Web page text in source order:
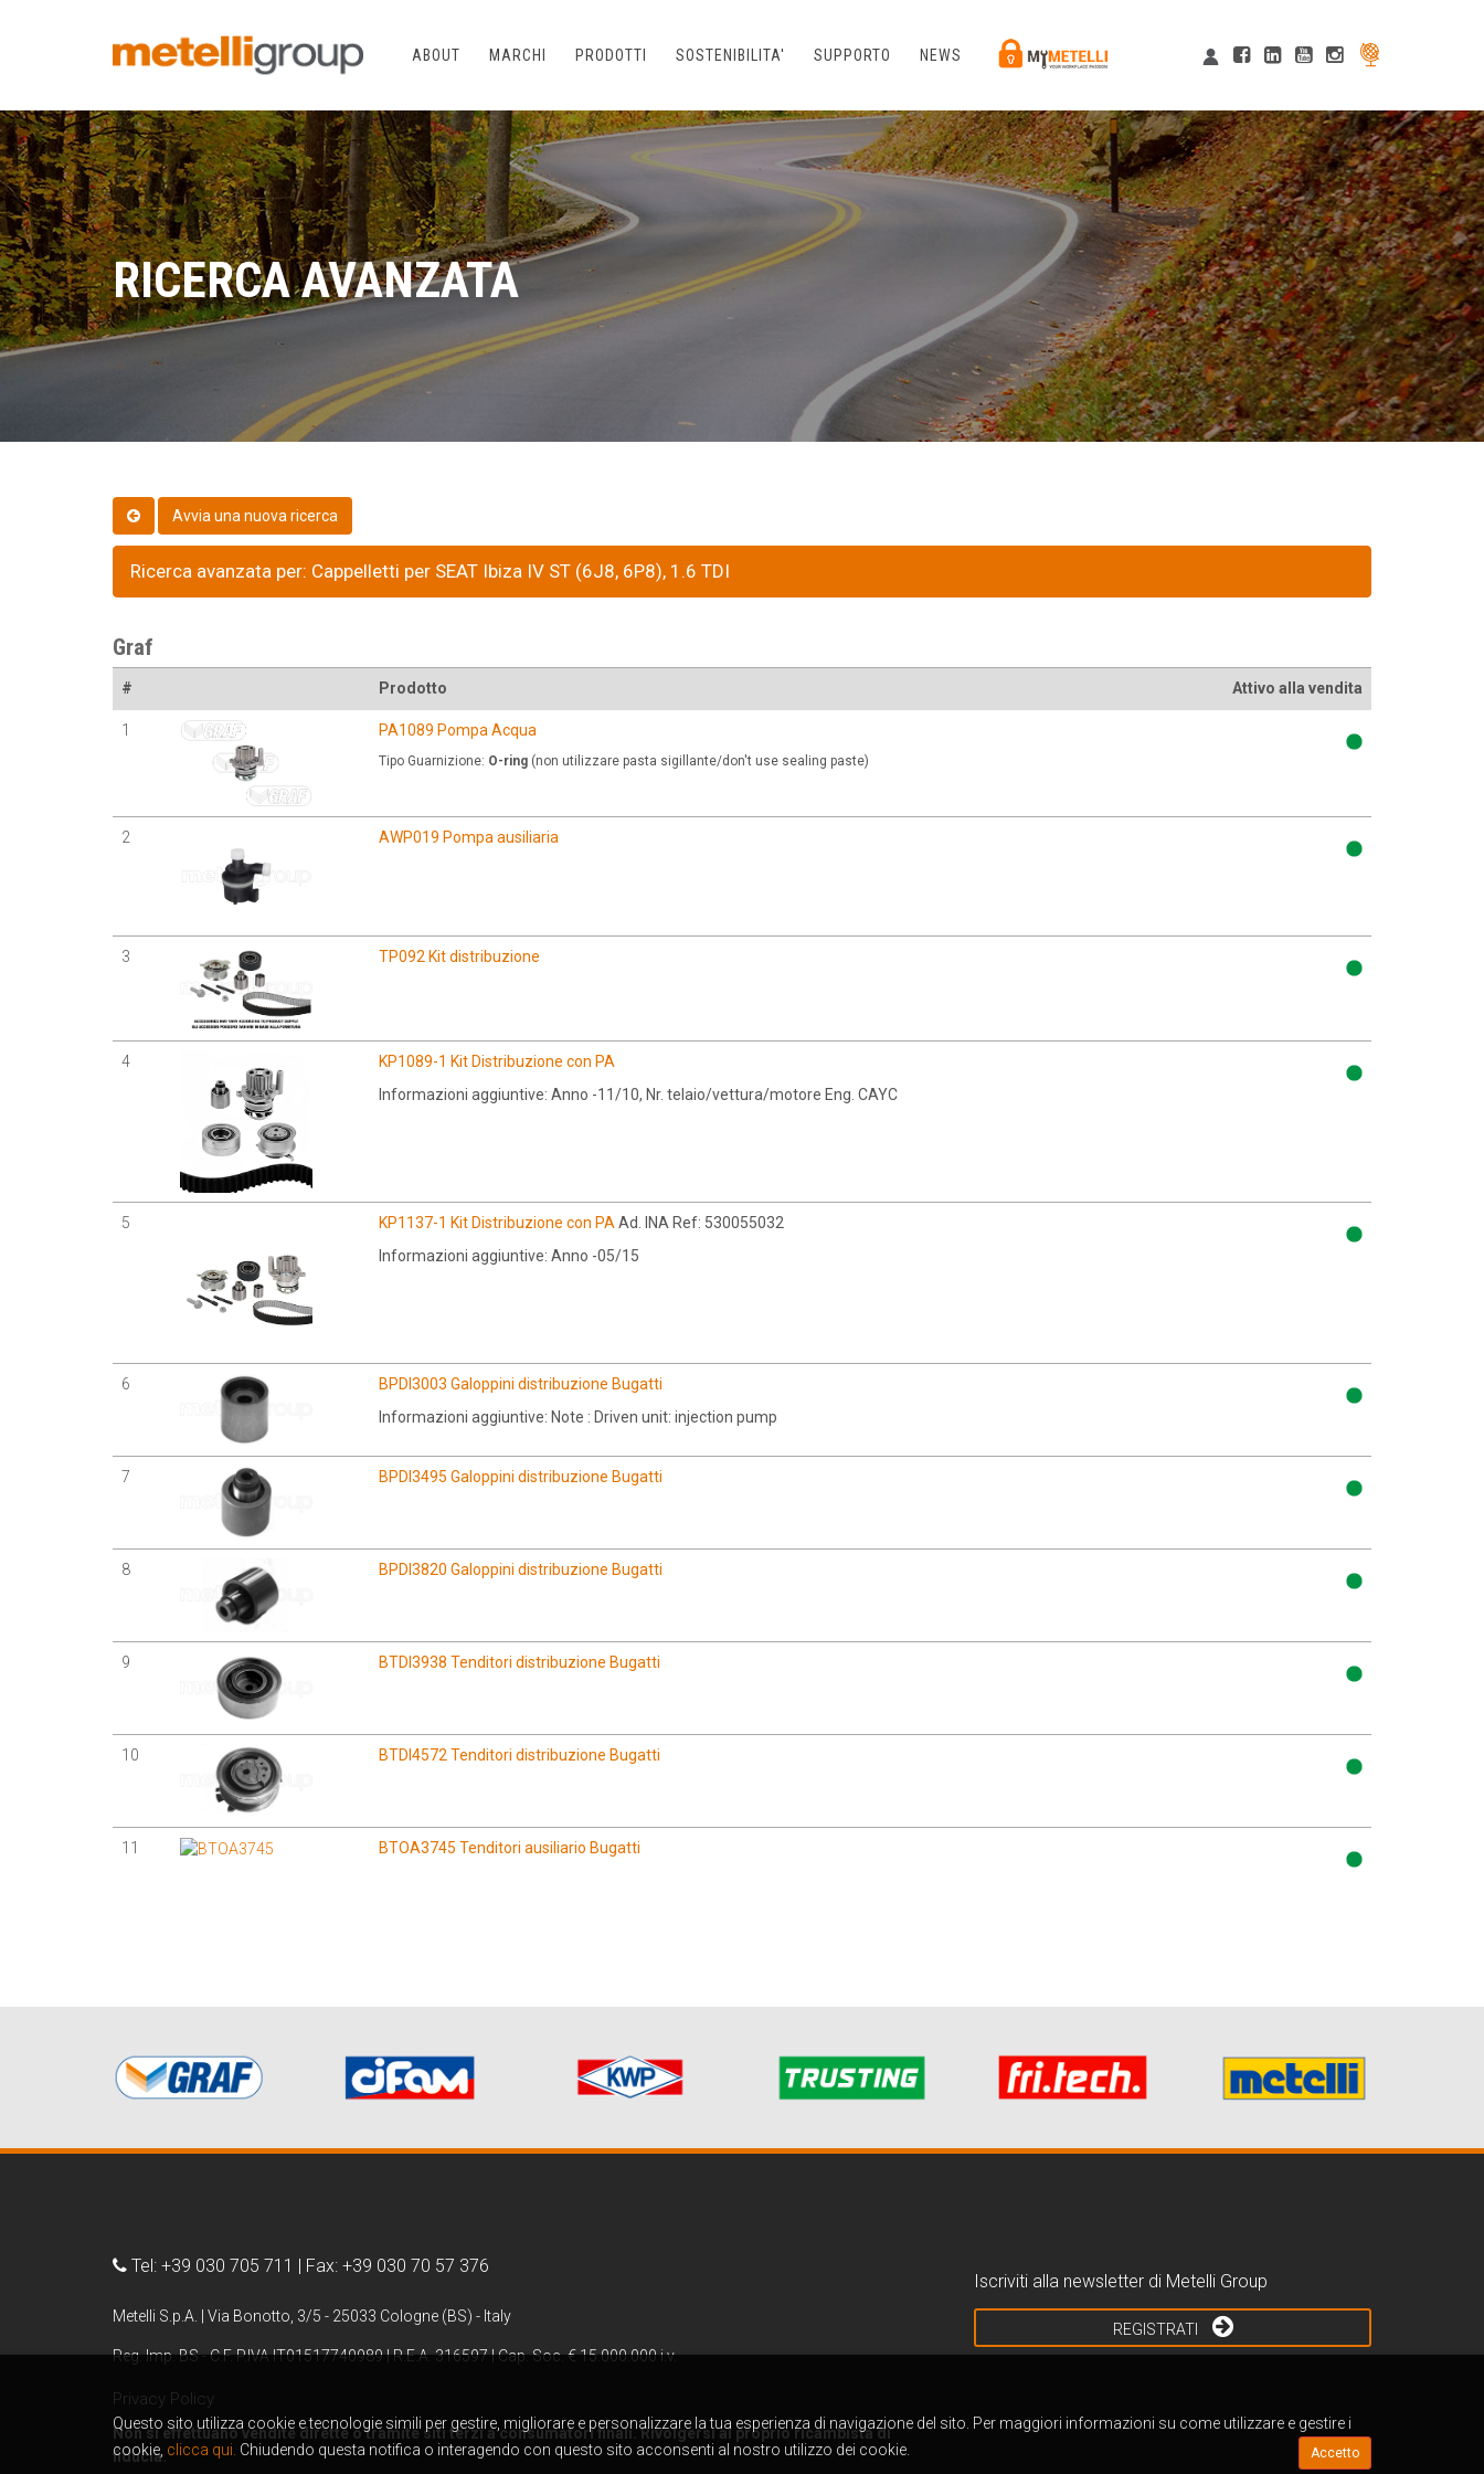
ABOUT MARCHI PRODOTTI SOSTENIBILITA' SUPPORTO NEWS
RICERCA AVANZATA
Ricerca avanzata per: Cappelletti per SEAT Ibiza IV ST (6J8, 6P8), 1.6 TDI
Graf
# Prodotto Attivo alla vendita
1 PA1089 Pompa Acqua
Tipo Guarnizione: O-ring (non utilizzare pasta sigillante/don't use sealing paste)
2 AWP019 Pompa ausiliaria
3 TP092 Kit distribuzione
4
KP1089-1 Kit Distribuzione con PA
Informazioni aggiuntive: Anno -11/10, Nr. telaio/vettura/motore Eng. CAYC
5 KP1137-1 Kit Distribuzione con PA Ad. INA Ref: 530055032
Informazioni aggiuntive: Anno -05/15
6
BPDI3003 Galoppini distribuzione Bugatti
Informazioni aggiuntive: Note : Driven unit: injection pump
7 BPDI3495 Galoppini distribuzione Bugatti
8 BPDI3820 Galoppini distribuzione Bugatti
9 BTDI3938 Tenditori distribuzione Bugatti
10 BTDI4572 Tenditori distribuzione Bugatti
11 BTOA3745 Tenditori ausiliario Bugatti
Tel: +39 030 705 711 | Fax: +39 030 70 57 376
Metelli S.p.A. | Via Bonotto, 3/5 - 25033 Cologne (BS) - Italy
Reg. Imp. BS - C.F. P.IVA IT01517740989 | R.E.A. 316597 | Cap. Soc. € 15.000.000 i.v.
Privacy Policy
Non si effettuano vendite dirette o tramite siti terzi a consumatori finali. Rivolgersi al proprio ricambista di
fiducia.
Iscriviti alla newsletter di Metelli Group
REGISTRATI
Questo sito utilizza cookie e tecnologie simili per gestire, migliorare e personalizzare la tua esperienza di navigazione del sito. Per maggiori informazioni su come utilizzare e gestire i
cookie, clicca qui. Chiudendo questa notifica o interagendo con questo sito acconsenti al nostro utilizzo dei cookie. Accetto